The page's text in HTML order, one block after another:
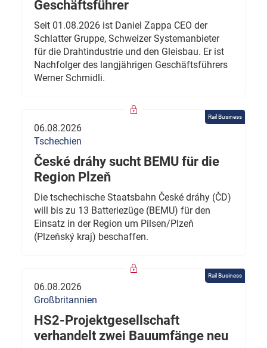
Geschäftsführer
Seit 01.08.2026 ist Daniel Zappa CEO der
Schlatter Gruppe, Schweizer Systemanbieter
für die Drahtindustrie und den Gleisbau. Er ist
Nachfolger des langjährigen Geschäftsführers
Werner Schmidli.
Rail Business
06.08.2026
Tschechien
České dráhy sucht BEMU für die
Region Plzeň
Die tschechische Staatsbahn České dráhy (ČD)
will bis zu 13 Batteriezüge (BEMU) für den
Einsatz in der Region um Pilsen/Plzeň
(Plzeňský kraj) beschaffen.
Rail Business
06.08.2026
Großbritannien
HS2-Projektgesellschaft
verhandelt zwei Bauumfänge neu